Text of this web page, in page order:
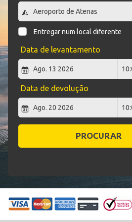
Entregar num local diferente
Data de levantamento
Data de devolução
PROCURAR